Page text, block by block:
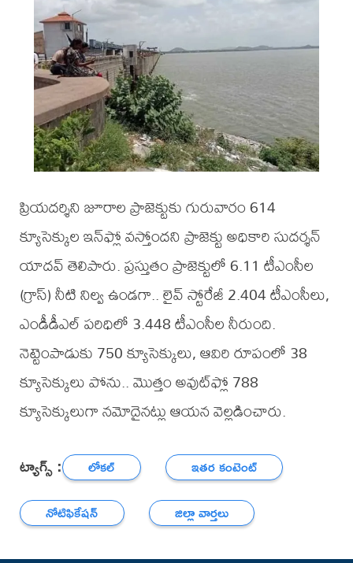
ప్రియదర్శిని జూరాల ప్రాజెక్టుకు గురువారం 614
క్యూసెక్కుల ఇన్‌ఫ్లో వస్తోందని ప్రాజెక్టు అధికారి సుదర్శన్‌
యాదవ్ తెలిపారు. ప్రస్తుతం ప్రాజెక్టులో 6.11 టీఎంసీల
(గ్రాస్‌) నీటి నిల్వ ఉండగా.. లైవ్‌ స్టోరేజీ 2.404 టీఎంసీలు,
ఎండీడీఎల్‌ పరిధిలో 3.448 టీఎంసీల నీరుంది.
నెట్టెంపాడుకు 750 క్యూసెక్కులు, ఆవిరి రూపంలో 38
క్యూసెక్కులు పోను.. మొత్తం అవుట్‌ఫ్లో 788
క్యూసెక్కులుగా నమోదైనట్లు ఆయన వెల్లడించారు.
ట్యాగ్స్ : లోకల్
ఇతర కంటెంట్
నోటిఫికేషన్
జిల్లా వార్తలు